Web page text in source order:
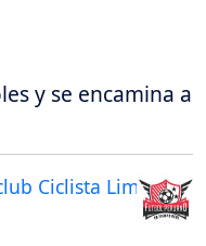
y se encamina a